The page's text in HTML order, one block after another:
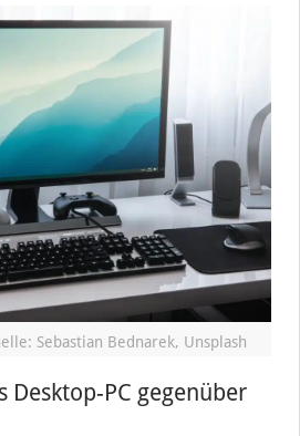
Sebastian Bednarek, Unsplash
Desktop-PC gegenüber